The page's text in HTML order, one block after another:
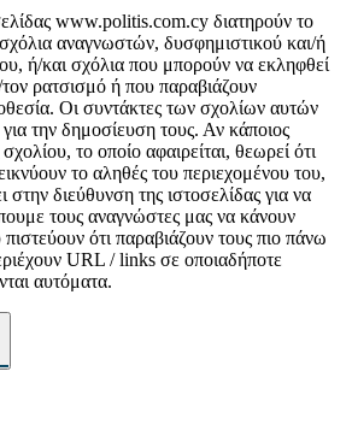
www.politis.com.cy διατηρούν το
αναγνωστών, δυσφημιστικού και/ή
ή/και σχόλια που μπορούν να εκληφθεί
τον ρατσισμό ή που παραβιάζουν
Οι συντάκτες των σχολίων αυτών
την δημοσίευση τους. Αν κάποιος
το οποίο αφαιρείται, θεωρεί ότι
το αληθές του περιεχομένου του,
στην διεύθυνση της ιστοσελίδας για να
τους αναγνώστες μας να κάνουν
ότι παραβιάζουν τους πιο πάνω
URL / links σε οποιαδήποτε
αυτόματα.